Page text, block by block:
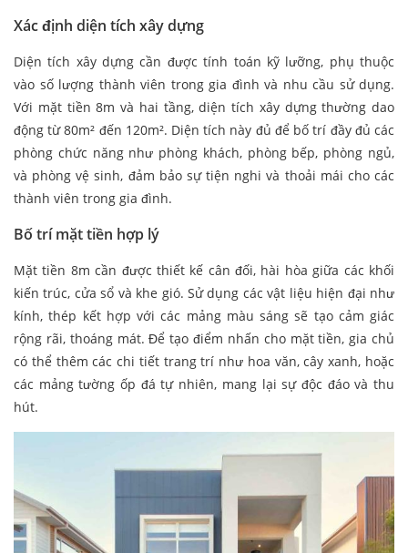
Xác định diện tích xây dựng
Diện tích xây dựng cần được tính toán kỹ lưỡng, phụ thuộc
vào số lượng thành viên trong gia đình và nhu cầu sử dụng.
Với mặt tiền 8m và hai tầng, diện tích xây dựng thường dao
động từ 80m² đến 120m². Diện tích này đủ để bố trí đầy đủ các
phòng chức năng như phòng khách, phòng bếp, phòng ngủ,
và phòng vệ sinh, đảm bảo sự tiện nghi và thoải mái cho các
thành viên trong gia đình.
Bố trí mặt tiền hợp lý
Mặt tiền 8m cần được thiết kế cân đối, hài hòa giữa các khối
kiến trúc, cửa sổ và khe gió. Sử dụng các vật liệu hiện đại như
kính, thép kết hợp với các mảng màu sáng sẽ tạo cảm giác
rộng rãi, thoáng mát. Để tạo điểm nhấn cho mặt tiền, gia chủ
có thể thêm các chi tiết trang trí như hoa văn, cây xanh, hoặc
các mảng tường ốp đá tự nhiên, mang lại sự độc đáo và thu
hút.